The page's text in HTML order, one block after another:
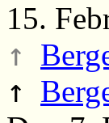
15.
↑
↑